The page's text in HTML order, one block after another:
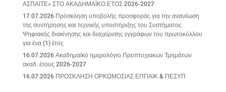
ΑΣΠΑΙΤΕ» ΣΤΟ ΑΚΑΔΗΜΑΪΚΟ ΕΤΟΣ 2026-2027
17.07.2026 Πρόσκληση υποβολής προσφοράς για την ανανέωση
της συντήρησης και τεχνικής υποστήριξης του Συστήματος
Ψηφιακής διακίνησης και διαχείρισης εγγράφων του πρωτοκόλλου
για ένα (1) έτος
16.07.2026 Ακαδημαϊκό ημερολόγιο Προπτυχιακών Τμημάτων
ακαδ. έτους 2026-2027
16.07.2026 ΠΡΟΣΚΛΗΣΗ ΟΡΚΩΜΟΣΙΑΣ ΕΠΠΑΙΚ & ΠΕΣΥΠ